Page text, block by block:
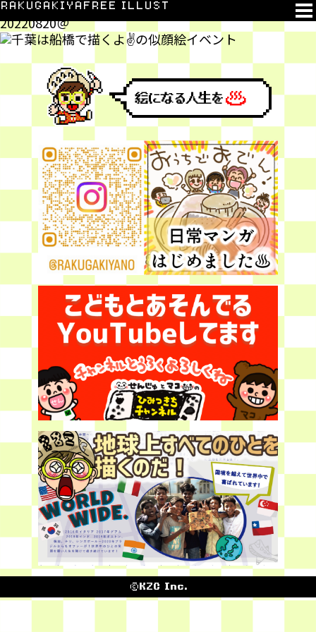
RAKUGAKIYA FREE ILLUST
千葉は船橋で描くよ
20220820＠
©KZC Inc.